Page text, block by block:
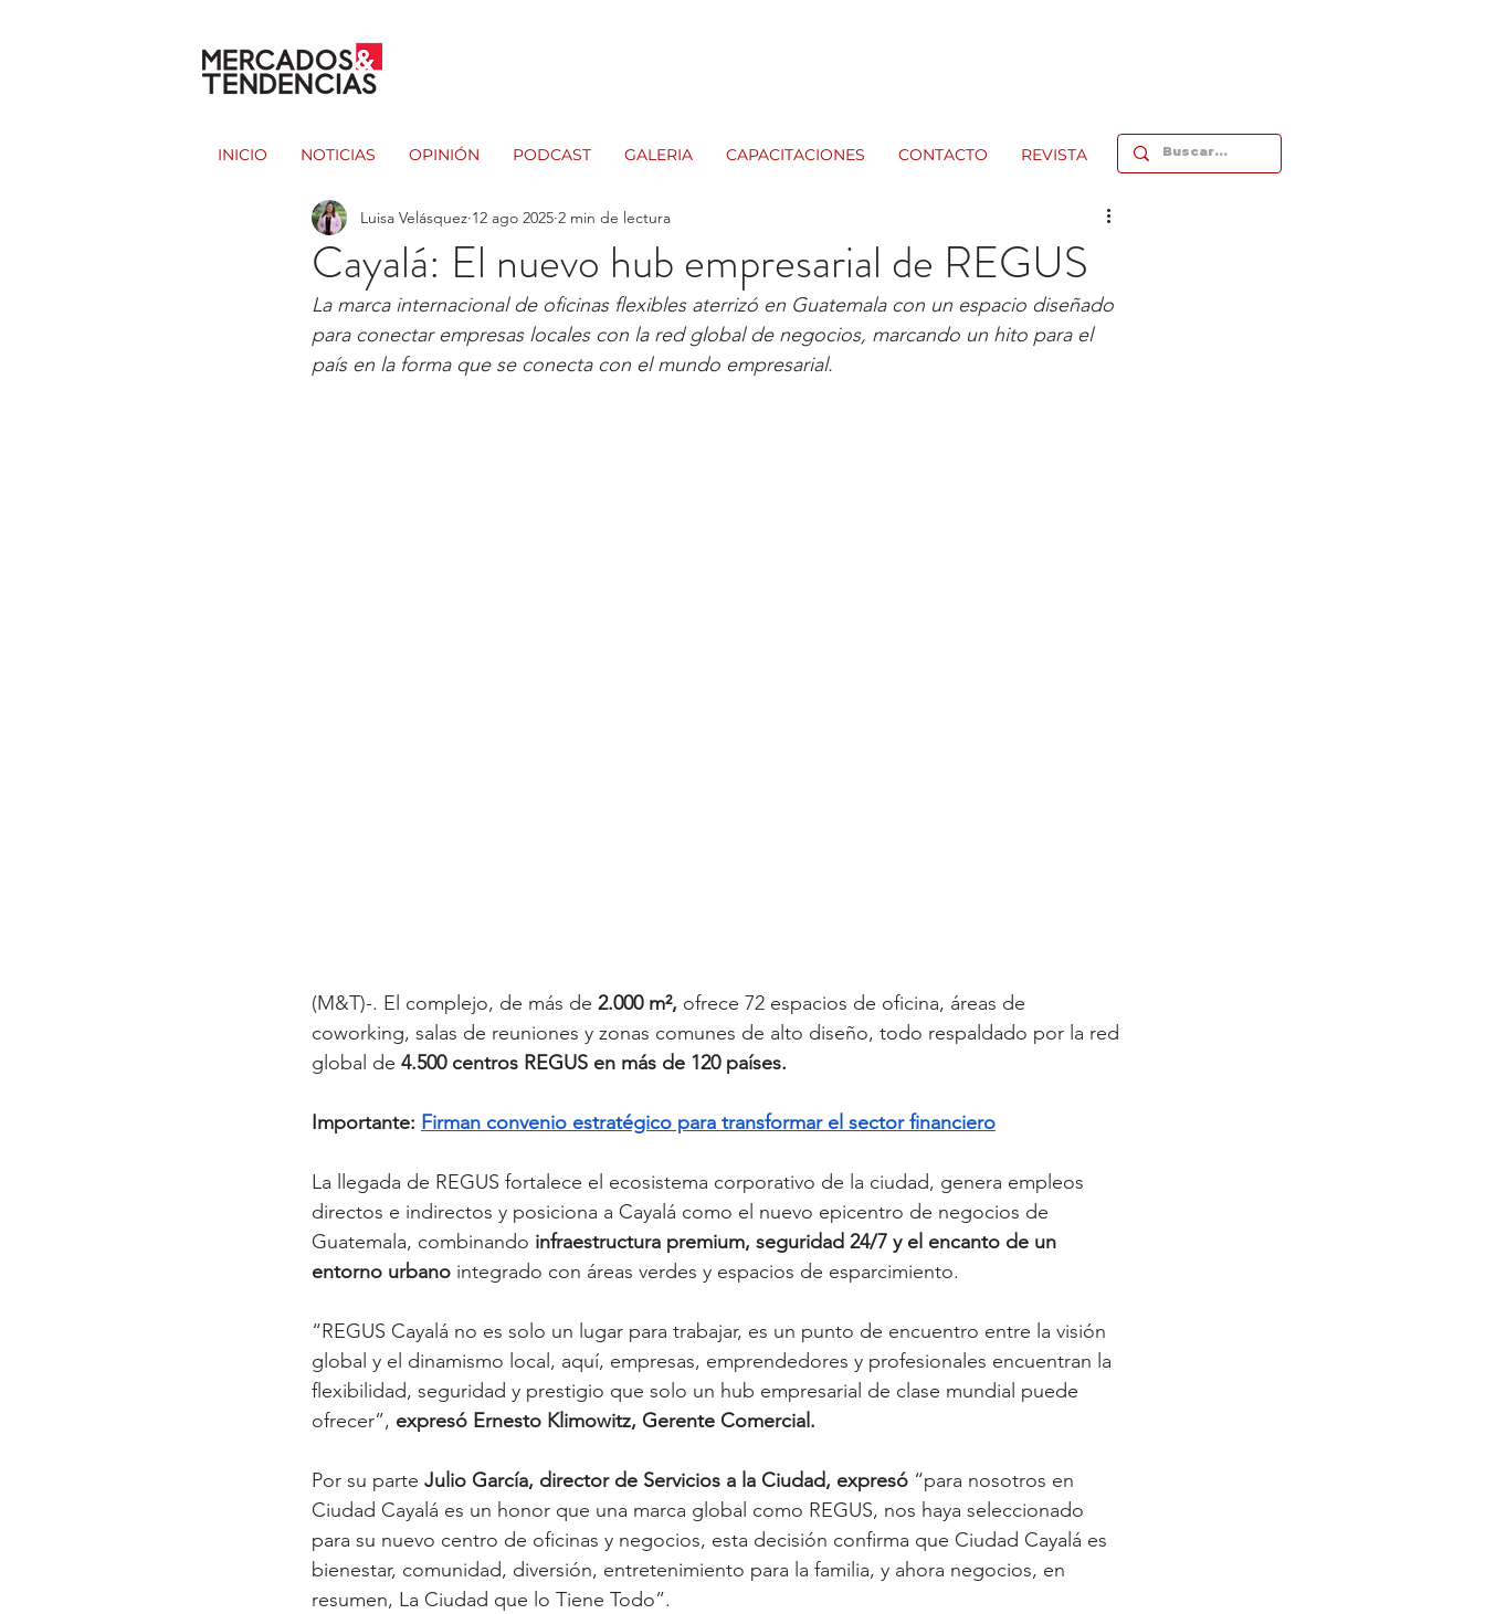
INICIO NOTICIAS OPINIÓN PODCAST GALERIA CAPACITACIONES CONTACTO REVISTA
Cayalá: El nuevo hub empresarial de REGUS
Luisa Velásquez 12 ago 2025 2 min de lectura
La marca internacional de oficinas flexibles aterrizó en Guatemala con un espacio diseñado
para conectar empresas locales con la red global de negocios, marcando un hito para el
país en la forma que se conecta con el mundo empresarial.
(M&T)-. El complejo, de más de 2.000 m², ofrece 72 espacios de oficina, áreas de
coworking, salas de reuniones y zonas comunes de alto diseño, todo respaldado por la red
global de 4.500 centros REGUS en más de 120 países.
Importante: Firman convenio estratégico para transformar el sector financiero
La llegada de REGUS fortalece el ecosistema corporativo de la ciudad, genera empleos
directos e indirectos y posiciona a Cayalá como el nuevo epicentro de negocios de
Guatemala, combinando infraestructura premium, seguridad 24/7 y el encanto de un
entorno urbano integrado con áreas verdes y espacios de esparcimiento.
“REGUS Cayalá no es solo un lugar para trabajar, es un punto de encuentro entre la visión
global y el dinamismo local, aquí, empresas, emprendedores y profesionales encuentran la
flexibilidad, seguridad y prestigio que solo un hub empresarial de clase mundial puede
ofrecer”, expresó Ernesto Klimowitz, Gerente Comercial.
Por su parte Julio García, director de Servicios a la Ciudad, expresó “para nosotros en
Ciudad Cayalá es un honor que una marca global como REGUS, nos haya seleccionado
para su nuevo centro de oficinas y negocios, esta decisión confirma que Ciudad Cayalá es
bienestar, comunidad, diversión, entretenimiento para la familia, y ahora negocios, en
resumen, La Ciudad que lo Tiene Todo”.